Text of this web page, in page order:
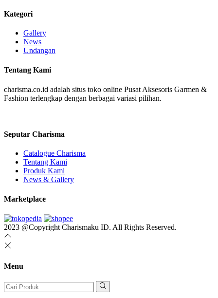
Kategori
Gallery
News
Undangan
Tentang Kami
charisma.co.id adalah situs toko online Pusat Aksesoris Garmen &
Fashion terlengkap dengan berbagai variasi pilihan.
Seputar Charisma
Catalogue Charisma
Tentang Kami
Produk Kami
News & Gallery
Marketplace
2023 @Copyright Charismaku ID. All Rights Reserved.
Menu